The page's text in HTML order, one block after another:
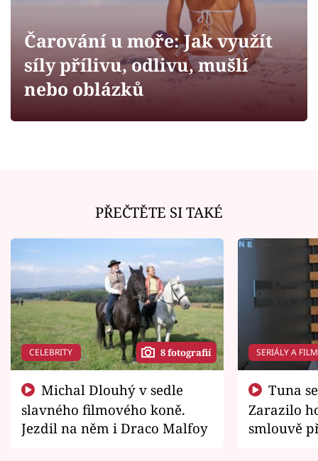
Sledujte prima+
Filmový festival Karlovy Vary
Sledujte nás
Čarování u moře: Jak využít
síly přílivu, odlivu, mušlí
nebo oblázků
PŘEČTĚTE SI TAKÉ
CELEBRITY 8 fotografií
slavného filmového koně.
Jezdil na něm i Draco Malfoy
SERIÁLY A
Zarazilo
smlouvě